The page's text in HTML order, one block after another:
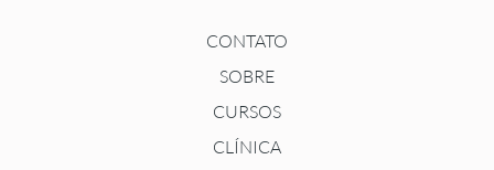
CONTATO
SOBRE
CURSOS
CLÍNICA